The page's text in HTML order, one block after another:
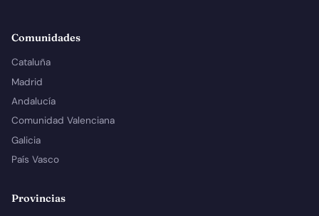
Comunidades
Cataluña
Madrid
Andalucía
Comunidad Valenciana
Galicia
País Vasco
Provincias